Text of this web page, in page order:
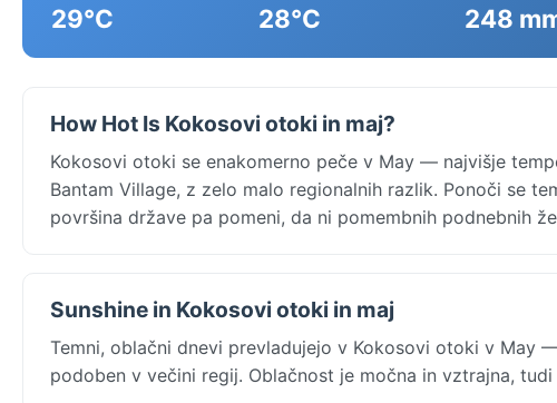
29°C 28°C 248
How Hot Is Kokosovi otoki in maj?
Kokosovi otoki se enakomerno peče v May — najvišje
Bantam Village, z zelo malo regionalnih razlik. Ponoči se
površina države pa pomeni, da ni pomembnih podnebnih
Sunshine in Kokosovi otoki in maj
Temni, oblačni dnevi prevladujejo v Kokosovi otoki v May
podoben v večini regij. Oblačnost je močna in vztrajna,